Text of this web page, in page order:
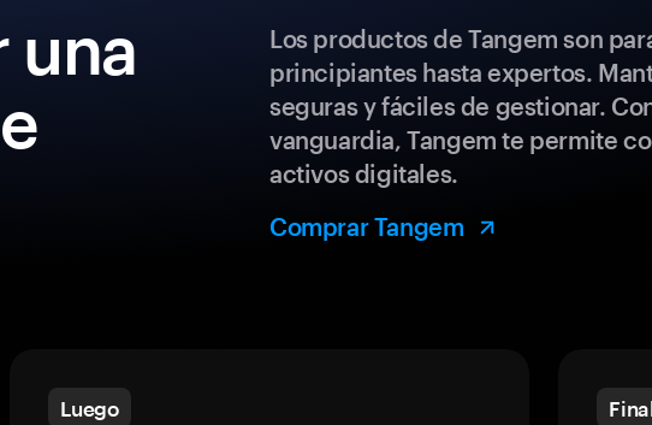
una
Los productos de Tangem son
principiantes hasta expertos.
seguras y fáciles de gestionar.
vanguardia, Tangem te permite
activos digitales.
Comprar Tangem
Luego